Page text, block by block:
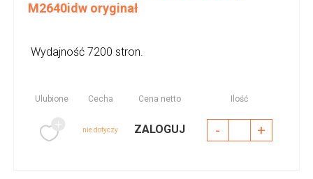
M2640idw oryginał
Wydajność 7200 stron.
Ulubione Cecha Cena netto Ilość
nie dotyczy ZALOGUJ - +